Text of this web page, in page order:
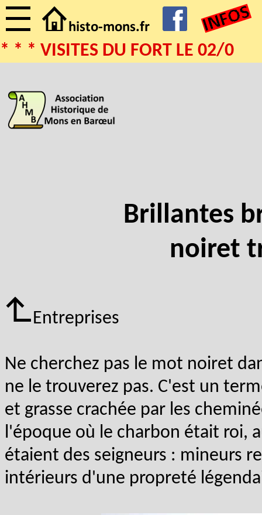
* * * VISITES DU FORT LE 02/08/
Brillantes
noiret
Entreprises
Ne cherchez pas le mot noiret
ne le trouverez pas. C'est un
et grasse crachée par les
l'époque où le charbon était roi,
étaient des seigneurs : mineurs
intérieurs d'une propreté